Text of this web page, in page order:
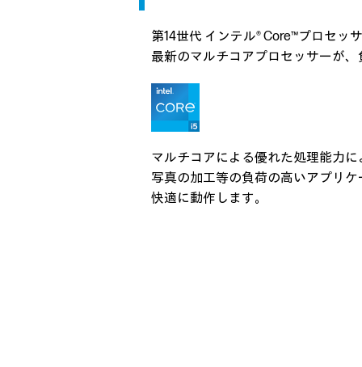
第14世代 インテル® Core™プロセッ
最新のマルチコアプロセッサーが、
マルチコアによる優れた処理能力に
写真の加工等の負荷の高いアプリ
快適に動作します。